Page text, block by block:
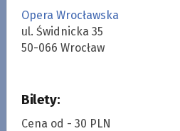
Opera Wrocławska
ul. Świdnicka 35
50-066 Wrocław
Bilety:
Cena od - 30 PLN